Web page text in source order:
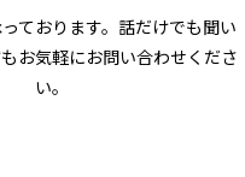
ております。話だけでも聞い
お気軽にお問い合わせくださ
い。